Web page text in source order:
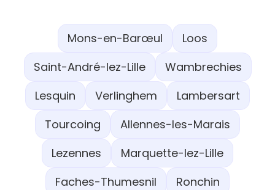
Mons-en-Barœul
Loos
Saint-André-lez-Lille
Wambrechies
Lesquin
Verlinghem
Lambersart
Tourcoing
Allennes-les-Marais
Lezennes
Marquette-lez-Lille
Faches-Thumesnil
Ronchin